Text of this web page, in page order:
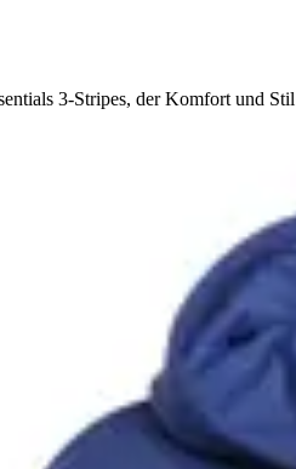
3-Stripes, der Komfort und